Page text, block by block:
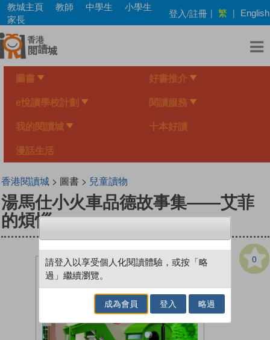
Skip
main
content
教城主頁 教師 中學生
小學生
家長
登入/註冊 | 繁 | English
圖書 好書推介
e悅讀學校計劃 閱讀服務
我的閱讀城 十本好讀
漫話生活
香港閱讀城> 圖書 > 兒童讀物
湯馬仕小火車品德故事集——艾菲
的煩惱
0
請登入以享受個人化閱讀體驗，或按「略
過」繼續瀏覽。
成為會員 登入 略過